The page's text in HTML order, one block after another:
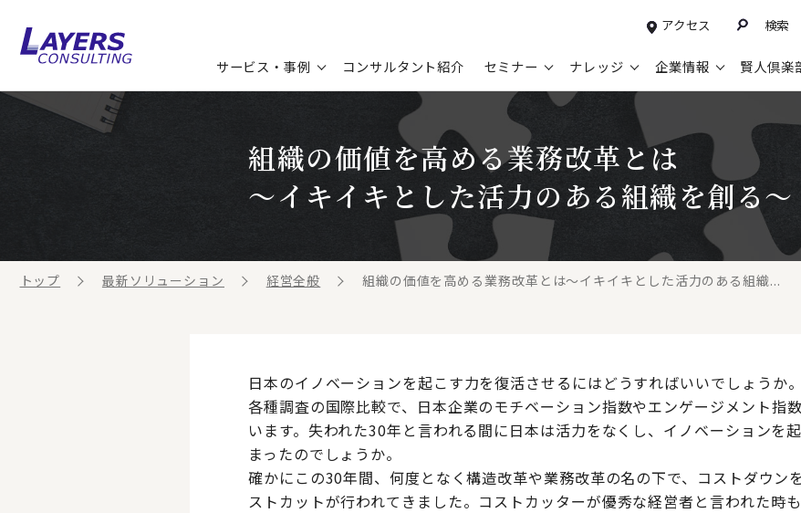
アクセス 検索
サービス・事例 コンサルタント紹介 セミナー ナレッジ 企業情報 賢人倶楽
コンサルティング事例
コンサルティングサービスTOP
新規事業開発・ビジネスモデル変革・
M&A支援
グループ・グローバル経営管理
ガバナンス・リスクマネジメント強
マーケティング戦略・営業改革
セミナー情報TOP
申込み受付中のセミナー
配信中のセミナーアーカイブ
ビジネステーマ解説集
最新ソリューションTOP
経営全般
経営企画・事業戦略
経営管理・経理・財務
人事
企業情報TOP
会社概要
トップメッセージ
コンプライアンス（法令遵守）
レイヤーズ・コンサルティングの特
お知らせTOP
ニュース
メディア掲載
組織の価値を高める業務改革とは
～イキイキとした活力のある組織を創る～
トップ 最新ソリューション 経営全般 組織の価値を高める業務改革とは～イキイキとした活力のある組織...
日本のイノベーションを起こす力を復活させるにはどうすればいいでしょうか。
各種調査の国際比較で、日本企業のモチベーション指数やエンゲージメント指
います。失われた30年と言われる間に日本は活力をなくし、イノベーションを
まったのでしょうか。
確かにこの30年間、何度となく構造改革や業務改革の名の下で、コストダウン
ストカットが行われてきました。コストカッターが優秀な経営者と言われた時